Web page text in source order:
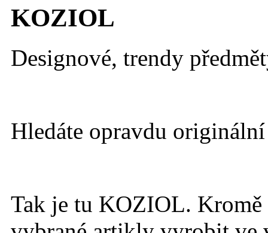
KOZIOL
Designové, trendy
Hledáte opravdu
Tak je tu KOZIOL.